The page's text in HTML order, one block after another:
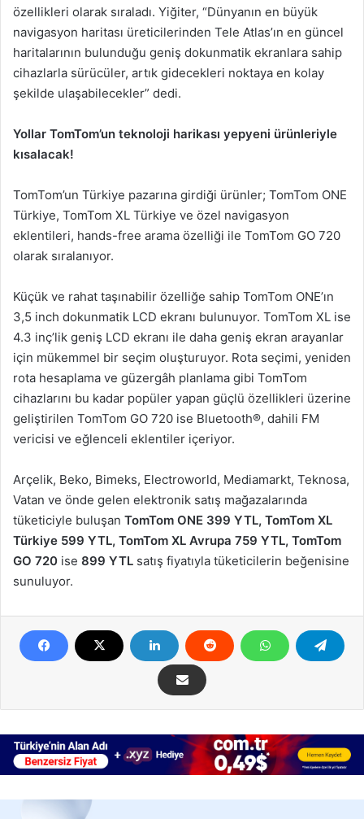
özellikleri olarak sıraladı. Yiğiter, “Dünyanın en büyük
navigasyon haritası üreticilerinden Tele Atlas’ın en güncel
haritalarının bulunduğu geniş dokunmatik ekranlara sahip
cihazlarla sürücüler, artık gidecekleri noktaya en kolay
şekilde ulaşabilecekler” dedi.
Yollar TomTom’un teknoloji harikası yepyeni ürünleriyle
kısalacak!
TomTom’un Türkiye pazarına girdiği ürünler; TomTom ONE
Türkiye, TomTom XL Türkiye ve özel navigasyon
eklentileri, hands-free arama özelliği ile TomTom GO 720
olarak sıralanıyor.
Küçük ve rahat taşınabilir özelliğe sahip TomTom ONE’ın
3,5 inch dokunmatik LCD ekranı bulunuyor. TomTom XL ise
4.3 inç’lik geniş LCD ekranı ile daha geniş ekran arayanlar
için mükemmel bir seçim oluşturuyor. Rota seçimi, yeniden
rota hesaplama ve güzergâh planlama gibi TomTom
cihazlarını bu kadar popüler yapan güçlü özellikleri üzerine
geliştirilen TomTom GO 720 ise Bluetooth®, dahili FM
vericisi ve eğlenceli eklentiler içeriyor.
Arçelik, Beko, Bimeks, Electroworld, Mediamarkt, Teknosa,
Vatan ve önde gelen elektronik satış mağazalarında
tüketiciyle buluşan TomTom ONE 399 YTL, TomTom XL
Türkiye 599 YTL, TomTom XL Avrupa 759 YTL, TomTom
GO 720 ise 899 YTL satış fiyatıyla tüketicilerin beğenisine
sunuluyor.